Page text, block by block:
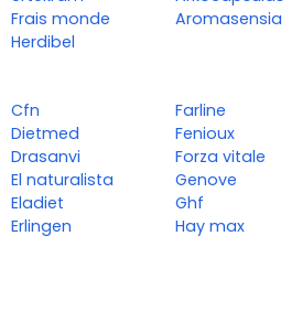
Frais monde
Herdibel
Aromasensia
Cfn
Dietmed
Drasanvi
El naturalista
Eladiet
Erlingen
Farline
Fenioux
Forza vitale
Genove
Ghf
Hay max